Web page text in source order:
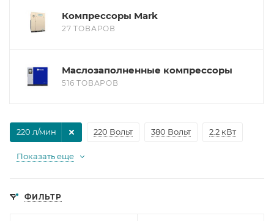
Компрессоры Mark
27 ТОВАРОВ
Маслозаполненные компрессоры
516 ТОВАРОВ
220 Вольт 380 Вольт 2.2 кВт
220 л/мин
Показать еще
ФИЛЬТР